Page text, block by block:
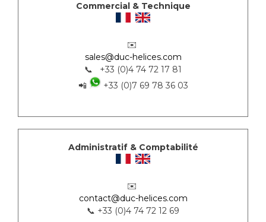
Commercial & Technique
✉️
sales@duc-helices.com
📞 +33 (0)4 74 72 17 81
📲
+33 (0)7 69 78 36 03
Administratif & Comptabilité
✉️
contact@duc-helices.com
📞 +33 (0)4 74 72 12 69